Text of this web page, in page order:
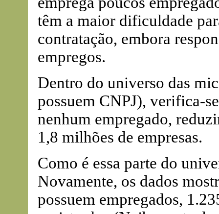
têm a maior dificuldade
contratação, embora
empregos.
Dentro do universo das
possuem CNPJ), verifica-
nenhum empregado,
1,8 milhões de empresas.
Como é essa parte do
Novamente, os dados
possuem empregados,